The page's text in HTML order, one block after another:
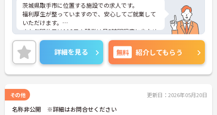
茨城県取手市に位置する施設での求人です。
福利厚生が整っていますので、安心してご就業して
いただけます。
また年間休日は113日！残業は月5時間程度と少なめ
ですので、プライベートとの予定が立てやすいで
す。
ご興味のある方は、お気軽にお問い合わせくださ
い。
詳細を見る 無料 紹介してもらう
その他 更新日：2026年05月20日
名称非公開 ※詳細はお問合せください